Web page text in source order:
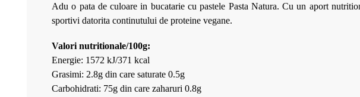
Adu o pata de culoare in bucatarie cu pastele Pasta Natura. Cu un aport
sportivi datorita continutului de proteine vegane.
Valori nutritionale/100g:
Energie: 1572 kJ/371 kcal
Grasimi: 2.8g din care saturate 0.5g
Carbohidrati: 75g din care zaharuri 0.8g